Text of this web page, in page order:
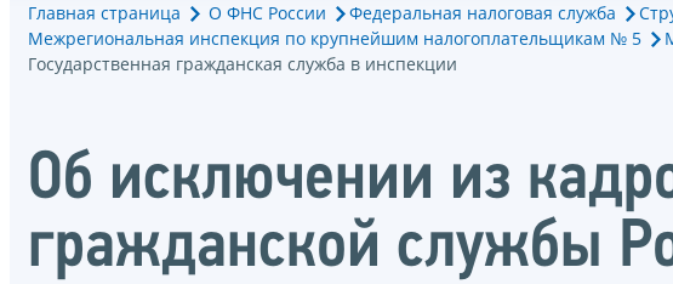
Главная страница О ФНС России Федеральная налоговая служба
Межрегиональная инспекция по крупнейшим налогоплательщикам № 5
Государственная гражданская служба в инспекции
Об исключении из
гражданской службы